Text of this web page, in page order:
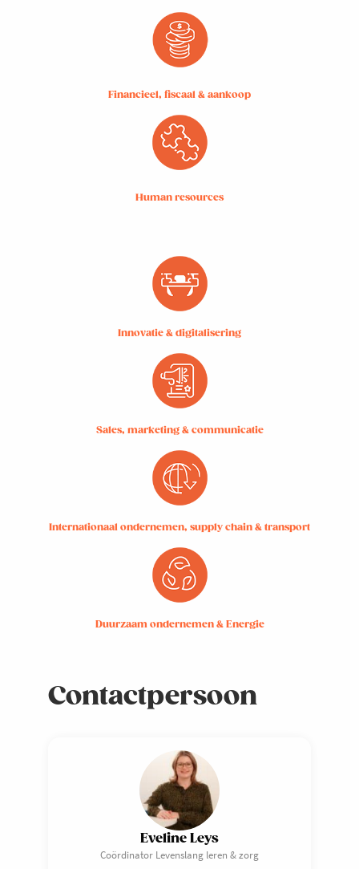
Financieel, fiscaal & aankoop
Human resources
Innovatie & digitalisering
Sales, marketing & communicatie
Internationaal ondernemen, supply chain & transport
Duurzaam ondernemen & Energie
Contactpersoon
Eveline Leys
Coördinator Levenslang leren & zorg